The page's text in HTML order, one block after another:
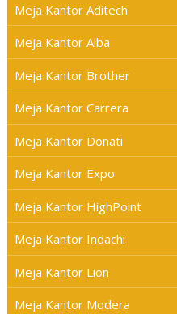
Meja Kantor Aditech
Meja Kantor Alba
Meja Kantor Brother
Meja Kantor Carrera
Meja Kantor Donati
Meja Kantor Expo
Meja Kantor HighPoint
Meja Kantor Indachi
Meja Kantor Lion
Meja Kantor Modera